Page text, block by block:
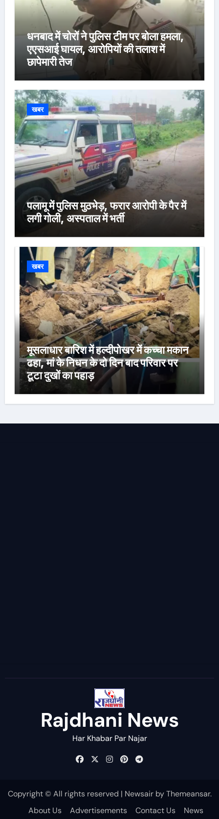
धनबाद में चोरों ने पुलिस टीम पर बोला हमला,
एएसआई घायल, आरोपियों की तलाश में
छापेमारी तेज
खबर
पलामू में पुलिस मुठभेड़, फरार आरोपी के पैर में
लगी गोली, अस्पताल में भर्ती
खबर
मूसलाधार बारिश में हल्दीपोखर में कच्चा मकान
ढहा, मां के निधन के दो दिन बाद परिवार पर
टूटा दुखों का पहाड़
Rajdhani News
Har Khabar Par Najar
Copyright © All rights reserved | NewsairbyThemeansar.
About Us
Advertisements Contact Us News